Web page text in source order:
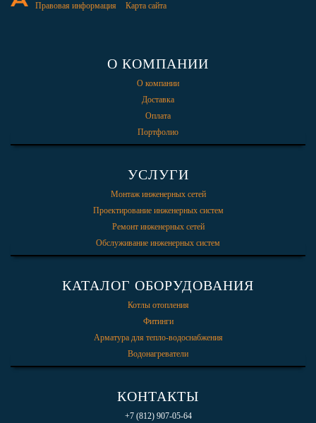
Правовая информация
Карта сайта
О КОМПАНИИ
О компании
Доставка
Оплата
Портфолио
УСЛУГИ
Монтаж инженерных сетей
Проектирование инженерных систем
Ремонт инженерных сетей
Обслуживание инженерных систем
КАТАЛОГ ОБОРУДОВАНИЯ
Котлы отопления
Фитинги
Арматура для тепло-водоснабжения
Водонагреватели
КОНТАКТЫ
+7 (812) 907-05-64